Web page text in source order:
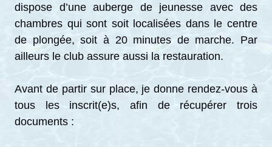
dispose d’une auberge de jeunesse avec des
chambres qui sont soit localisées dans le centre
de plongée, soit à 20 minutes de marche. Par
ailleurs le club assure aussi la restauration.
Avant de partir sur place, je donne rendez-vous à
tous les inscrit(e)s, afin de récupérer trois
documents :